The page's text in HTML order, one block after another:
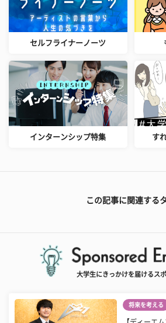
セルフライナーノーツ
インターンシップ特集 す
この記事に関連する
大学生にきっかけを届けるス
将来を考える